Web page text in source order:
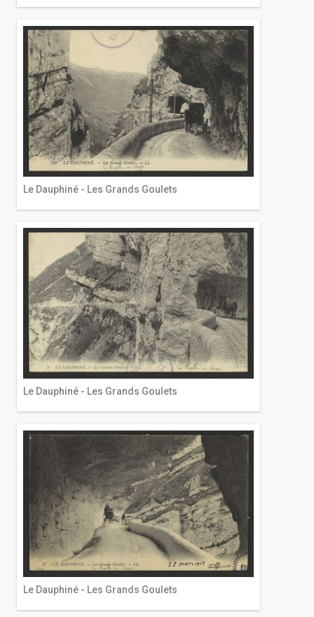
Le Dauphiné - Les Grands Goulets
Le Dauphiné - Les Grands Goulets
Le Dauphiné - Les Grands Goulets